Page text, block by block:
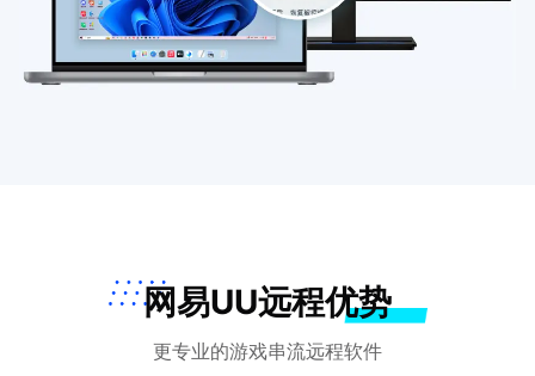
网易UU远程优势
更专业的游戏串流远程软件